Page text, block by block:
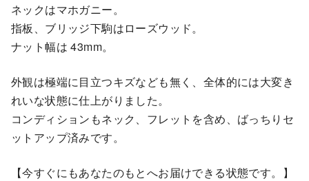
ネックはマホガニー。
指板、ブリッジ下駒はローズウッド。
ナット幅は 43mm。
外観は極端に目立つキズなども無く、全体的には大変き
れいな状態に仕上がりました。
コンディションもネック、フレットを含め、ばっちりセ
ットアップ済みです。
【今すぐにもあなたのもとへお届けできる状態です。】